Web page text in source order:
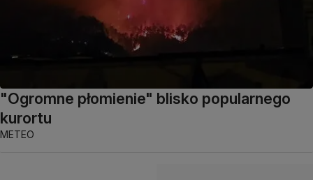
"Ogromne płomienie" blisko popularnego
kurortu
METEO